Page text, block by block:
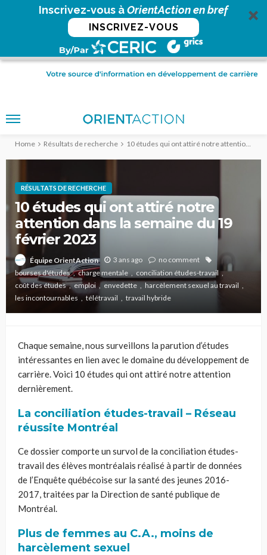
Inscrivez-vous àOrientAction en bref
INSCRIVEZ-VOUS
Home Résultats de recherche 10 études qui ont attiré notre attention dans la semaine du 19 février 2023
RÉSULTATS DE RECHERCHE
10 études qui ont attiré notre
attention dans la semaine du 19
février 2023
Équipe OrientAction 3 ans ago
no comment
bourses d'études
charge mentale
conciliation études-travail
coût des études
emploi envedette
harcèlement sexuel au travail
les incontournables
télétravail travail hybride
Chaque semaine, nous surveillons la parution d’études
intéressantes en lien avec le domaine du développement de
carrière. Voici 10 études qui ont attiré notre attention
dernièrement.
La conciliation études-travail – Réseau
réussite Montréal
Ce dossier comporte un survol de la conciliation études-
travail des élèves montréalais réalisé à partir de données
de l’Enquête québécoise sur la santé des jeunes 2016-
2017, traitées par la Direction de santé publique de
Montréal.
Plus de femmes au C.A., moins de
harcèlement sexuel